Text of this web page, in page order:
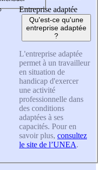
Entreprise adaptée
Qu'est-ce qu'une
entreprise adaptée
?
L'entreprise adaptée
permet à un travailleur
en situation de
handicap d'exercer
une activité
professionnelle dans
des conditions
adaptées à ses
capacités. Pour en
savoir plus, consultez
le site de l’UNEA.